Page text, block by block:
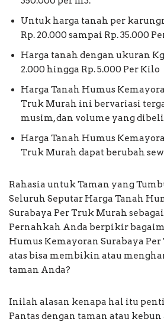
Untuk harga tanah per
Rp. 20.000 sampai Rp. 35.000
Harga tanah dengan ukuran
2.000 hingga Rp. 5.000 Per Kilo
Harga Tanah Humus
Truk Murah ini bervariasi
musim, dan volume yang
Harga Tanah Humus
Truk Murah dapat berubah
Rahasia untuk Taman yang
Seluruh Seputar Harga Tanah
Surabaya Per Truk Murah
Pernahkah Anda berpikir
Humus Kemayoran Surabaya
atas bisa membikin atau
taman Anda?
Inilah alasan kenapa hal itu
Pantas dengan taman atau kebun